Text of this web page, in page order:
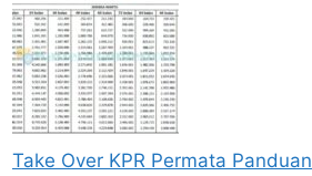
Take Over KPR Permata Panduan